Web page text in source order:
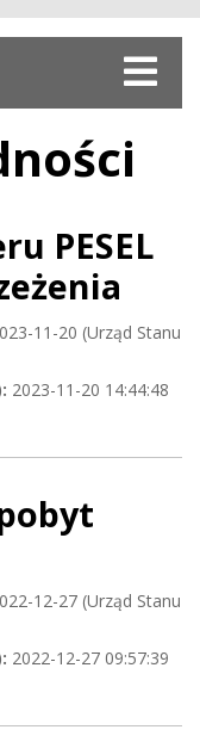
PESEL
11-20 (Urząd Stanu
2023-11-20 14:44:48
12-27 (Urząd Stanu
2022-12-27 09:57:39